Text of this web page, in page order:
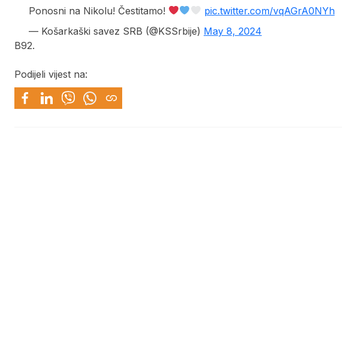
Ponosni na Nikolu! Čestitamo!
pic.twitter.com/vqAGrA0NYh
— Košarkaški savez SRB (@KSSrbije) May 8, 2024
B92.
Podijeli vijest na: